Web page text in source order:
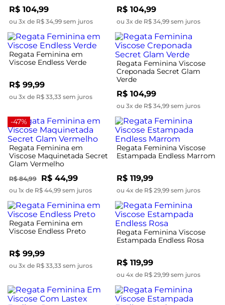
R$ 104,99
ou 3x de R$ 34,99 sem juros
R$ 104,99
ou 3x de R$ 34,99 sem juros
Regata Feminina em
Viscose Endless Verde
R$ 99,99
ou 3x de R$ 33,33 sem juros
Regata Feminina Viscose
Creponada Secret Glam
Verde
R$ 104,99
ou 3x de R$ 34,99 sem juros
-47%
Regata Feminina em
Viscose Maquinetada Secret
Glam Vermelho
R$ 84,99 R$ 44,99
ou 1x de R$ 44,99 sem juros
Regata Feminina Viscose
Estampada Endless Marrom
R$ 119,99
ou 4x de R$ 29,99 sem juros
Regata Feminina em
Viscose Endless Preto
R$ 99,99
ou 3x de R$ 33,33 sem juros
Regata Feminina Viscose
Estampada Endless Rosa
R$ 119,99
ou 4x de R$ 29,99 sem juros